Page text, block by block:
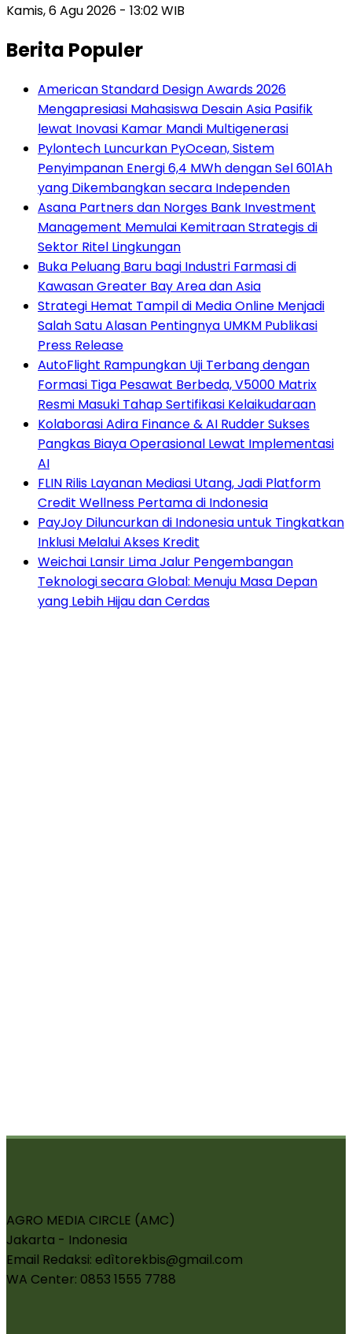
Kamis, 6 Agu 2026 - 13:02 WIB
Berita Populer
American Standard Design Awards 2026
Mengapresiasi Mahasiswa Desain Asia Pasifik
lewat Inovasi Kamar Mandi Multigenerasi
Pylontech Luncurkan PyOcean, Sistem
Penyimpanan Energi 6,4 MWh dengan Sel 601Ah
yang Dikembangkan secara Independen
Asana Partners dan Norges Bank Investment
Management Memulai Kemitraan Strategis di
Sektor Ritel Lingkungan
Buka Peluang Baru bagi Industri Farmasi di
Kawasan Greater Bay Area dan Asia
Strategi Hemat Tampil di Media Online Menjadi
Salah Satu Alasan Pentingnya UMKM Publikasi
Press Release
AutoFlight Rampungkan Uji Terbang dengan
Formasi Tiga Pesawat Berbeda, V5000 Matrix
Resmi Masuki Tahap Sertifikasi Kelaikudaraan
Kolaborasi Adira Finance & AI Rudder Sukses
Pangkas Biaya Operasional Lewat Implementasi
AI
FLIN Rilis Layanan Mediasi Utang, Jadi Platform
Credit Wellness Pertama di Indonesia
PayJoy Diluncurkan di Indonesia untuk Tingkatkan
Inklusi Melalui Akses Kredit
Weichai Lansir Lima Jalur Pengembangan
Teknologi secara Global: Menuju Masa Depan
yang Lebih Hijau dan Cerdas
AGRO MEDIA CIRCLE (AMC)
Jakarta - Indonesia
Email Redaksi: edìtorekbis@gmail.com
WA Center: 0853 1555 7788